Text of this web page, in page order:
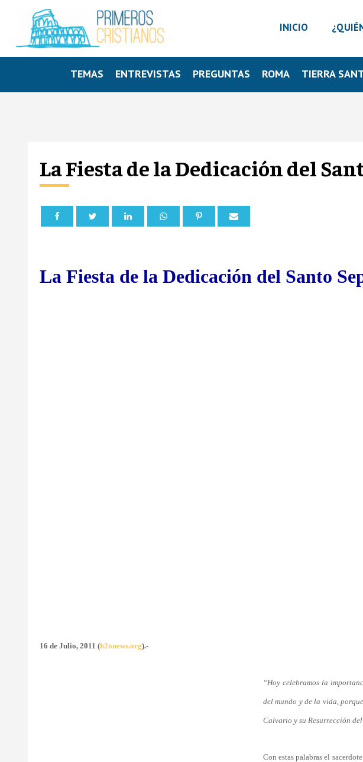
INICIO
TEMAS ENTREVISTAS PREGUNTAS ROMA TIERRA
La Fiesta de la Dedicación del
La Fiesta de la Dedicación del Santo
16 de Julio, 2011 (h2onews.org).-
“Hoy celebramos la
del mundo y de la vida,
Calvario y su Resurrección
Con estas palabras el